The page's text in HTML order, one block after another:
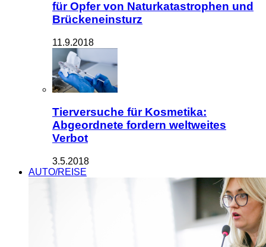
für Opfer von Naturkatastrophen und
Brückeneinsturz
11.9.2018
Tierversuche für Kosmetika:
Abgeordnete fordern weltweites
Verbot
3.5.2018
AUTO/REISE